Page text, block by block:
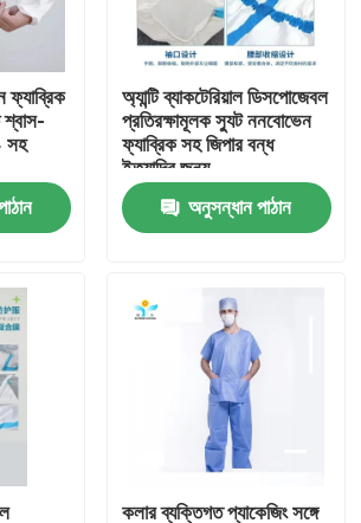
পরিধান
সামগ্রিক rall
ফ্যাব্রিক
শ্বাস-
সহ
অ্যান্টি ব্যাকটেরিয়াল ডিসপোজেবল
প্রতিরক্ষামূলক স্যুট ননবোভেন
ফ্যাব্রিক সহ জিপার বন্ধ
ইত্যাদির জন্য
অনুসন্ধান পাঠান
কলার ব্যক্তিগত প্যাকেজিং সঙ্গে